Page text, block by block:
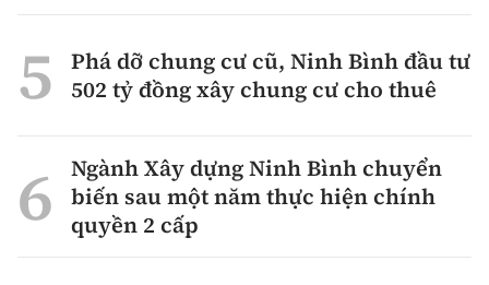
Phá dỡ chung cư cũ, Ninh Bình đầu tư
502 tỷ đồng xây chung cư cho thuê
Ngành Xây dựng Ninh Bình chuyển
biến sau một năm thực hiện chính
quyền 2 cấp